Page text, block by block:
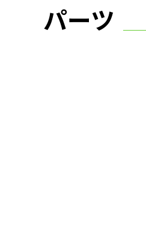
パーツ